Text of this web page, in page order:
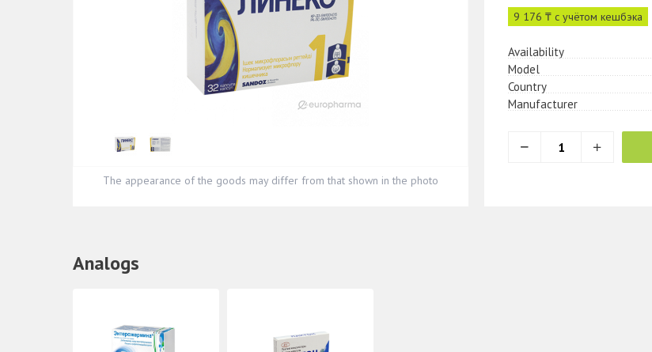
The appearance of the goods may differ from that shown in the photo
9 176 ₸ с учётом кешбэка
Availability
Model
Country
Manufacturer
Analogs